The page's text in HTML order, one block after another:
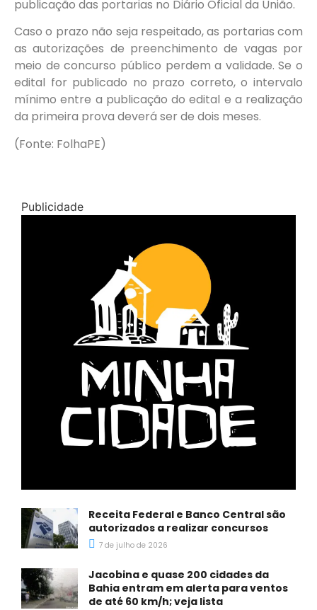
publicação das portarias no Diário Oficial da União.
Caso o prazo não seja respeitado, as portarias com
as autorizações de preenchimento de vagas por
meio de concurso público perdem a validade. Se o
edital for publicado no prazo correto, o intervalo
mínimo entre a publicação do edital e a realização
da primeira prova deverá ser de dois meses.
(Fonte: FolhaPE)
Publicidade
Receita Federal e Banco Central são
autorizados a realizar concursos
7 de julho de 2026
Jacobina e quase 200 cidades da
Bahia entram em alerta para ventos
de até 60 km/h; veja lista